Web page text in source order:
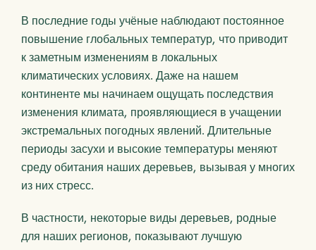
В последние годы учёные наблюдают постоянное
повышение глобальных температур, что приводит
к заметным изменениям в локальных
климатических условиях. Даже на нашем
континенте мы начинаем ощущать последствия
изменения климата, проявляющиеся в учащении
экстремальных погодных явлений. Длительные
периоды засухи и высокие температуры меняют
среду обитания наших деревьев, вызывая у многих
из них стресс.
В частности, некоторые виды деревьев, родные
для наших регионов, показывают лучшую